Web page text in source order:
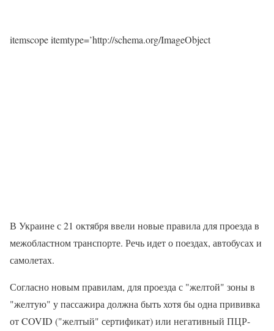
itemscope itemtype=’http://schema.org/ImageObject
В Украине с 21 октября ввели новые правила для проезда в
межобластном транспорте. Речь идет о поездах, автобусах и
самолетах.
Согласно новым правилам, для проезда с "желтой" зоны в
"желтую" у пассажира должна быть хотя бы одна прививка
от COVID ("желтый" сертификат) или негативный ПЦР-